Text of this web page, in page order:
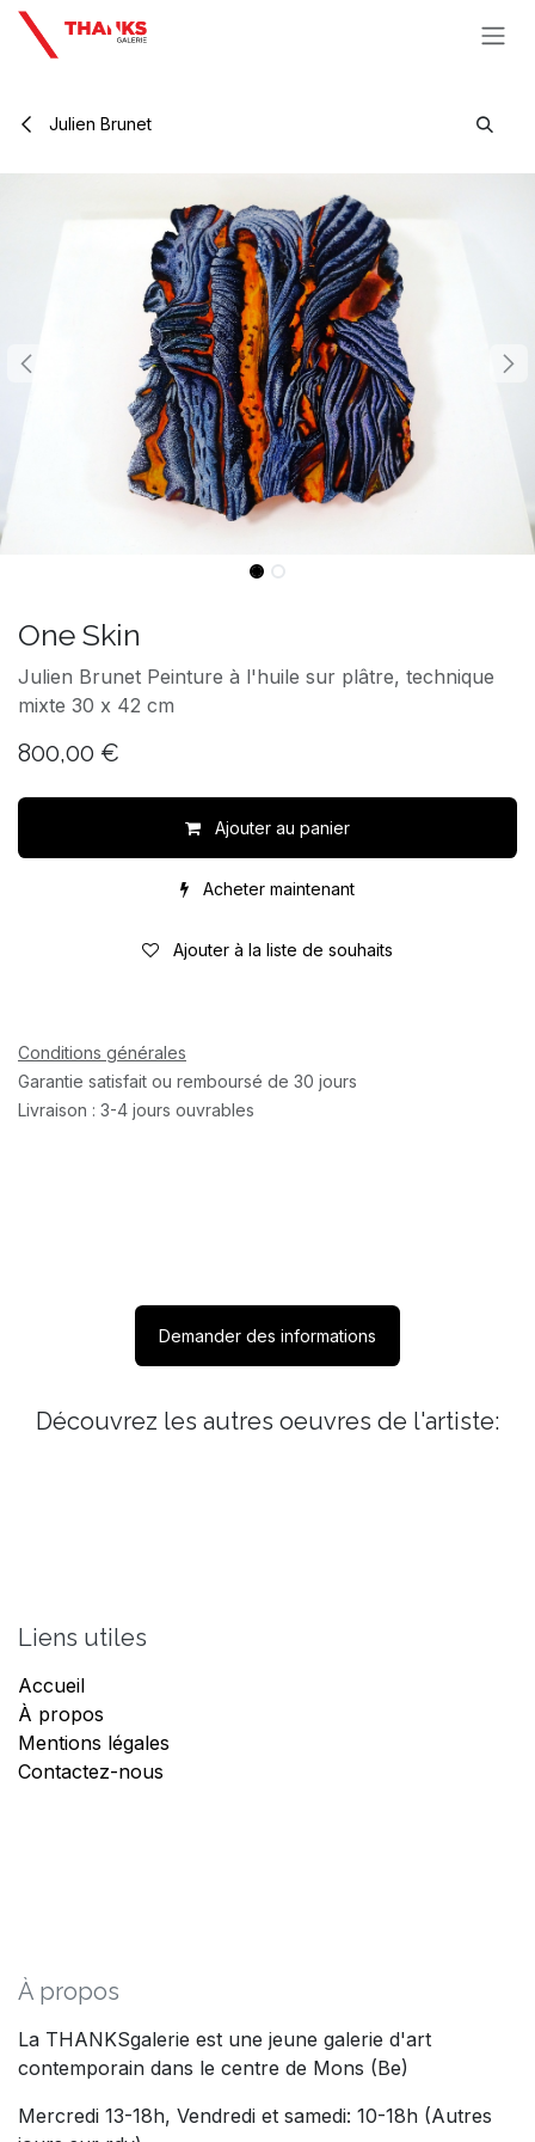
Se rendre au contenu
Julien Brunet
One Skin
Julien Brunet Peinture à l'huile sur plâtre, technique
mixte 30 x 42 cm
800,00 €
Ajouter au panier
Acheter maintenant
Ajouter à la liste de souhaits
Conditions générales
Garantie satisfait ou remboursé de 30 jours
Livraison : 3-4 jours ouvrables
Demander des informations
Découvrez les autres oeuvres de l'artiste:
Liens utiles
Accueil
À propos
Mentions légales
Contactez-nous
À propos
La THANKSgalerie est une jeune galerie d'art
contemporain dans le centre de Mons (Be)
Mercredi 13-18h, Vendredi et samedi: 10-18h (Autres